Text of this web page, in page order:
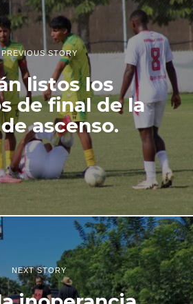
PREVIOUS STORY
listos los
de final de la
ascenso.
NEXT STORY